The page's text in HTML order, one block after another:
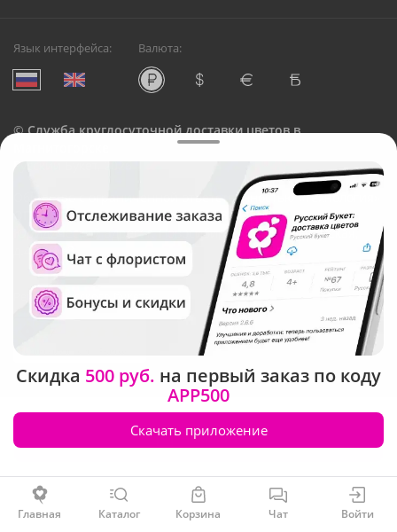
Заказать
Язык интерфейса: Валюта:
©Служба круглосуточной доставки цветов в
Русский Букет, 2026
Общество с ограниченной ответственностью «Технология»
ОГРН: 1195476081745, ИНН: 5410081997
Юридический адрес: г. Новосибирск, ул. Ипподромская,
д.42, оф. 3
Рейтинг Русского букета
Главная Каталог Корзина Чат Войти
Скидка 500 руб. на первый заказ по коду
APP500
Скачать приложение